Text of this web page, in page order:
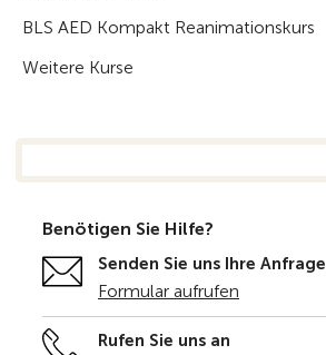
BLS AED Kompakt Reanimationskurs
Weitere Kurse
Benötigen Sie Hilfe?
Senden Sie uns Ihre Anfrage
Formular aufrufen
Rufen Sie uns an